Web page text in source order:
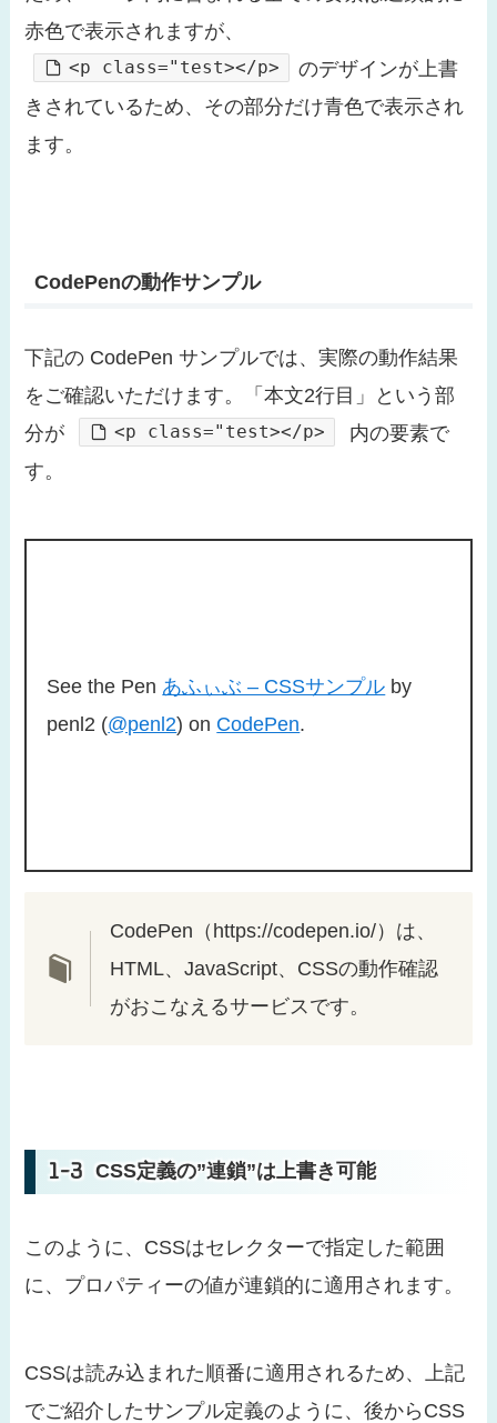
赤色で表示されますが、
<p class="test></p>
のデザインが上書
きされているため、その部分だけ青色で表示され
ます。
CodePenの動作サンプル
下記の CodePen サンプルでは、実際の動作結果
をご確認いただけます。「本文2行目」という部
分が
<p class="test></p>
内の要素で
す。
See the Pen あふぃぶ – CSSサンプル by
penl2 (@penl2) on CodePen.
CodePen（https://codepen.io/）は、
HTML、JavaScript、CSSの動作確認
がおこなえるサービスです。
CSS定義の”連鎖”は上書き可能
このように、CSSはセレクターで指定した範囲
に、プロパティーの値が連鎖的に適用されます。
CSSは読み込まれた順番に適用されるため、上記
でご紹介したサンプル定義のように、後からCSS